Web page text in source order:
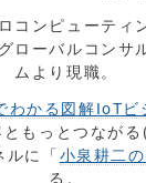
コンピューティ
ローバルコンサ
ムより現職。
わかる図解IoTビ
ともっとつながる
ルに「 小泉耕二
る。